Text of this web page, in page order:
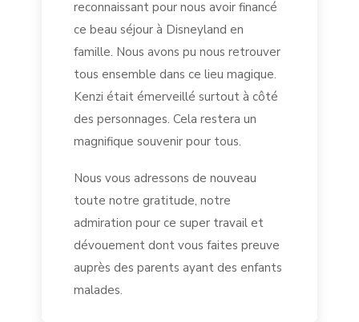
reconnaissant pour nous avoir financé
ce beau séjour à Disneyland en
famille. Nous avons pu nous retrouver
tous ensemble dans ce lieu magique.
Kenzi était émerveillé surtout à côté
des personnages. Cela restera un
magnifique souvenir pour tous.
Nous vous adressons de nouveau
toute notre gratitude, notre
admiration pour ce super travail et
dévouement dont vous faites preuve
auprès des parents ayant des enfants
malades.